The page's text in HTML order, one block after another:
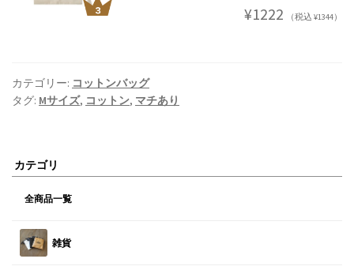
¥1222 （税込 ¥1344）
カテゴリー: コットンバッグ
タグ: Mサイズ, コットン, マチあり
カテゴリ
全商品一覧
雑貨